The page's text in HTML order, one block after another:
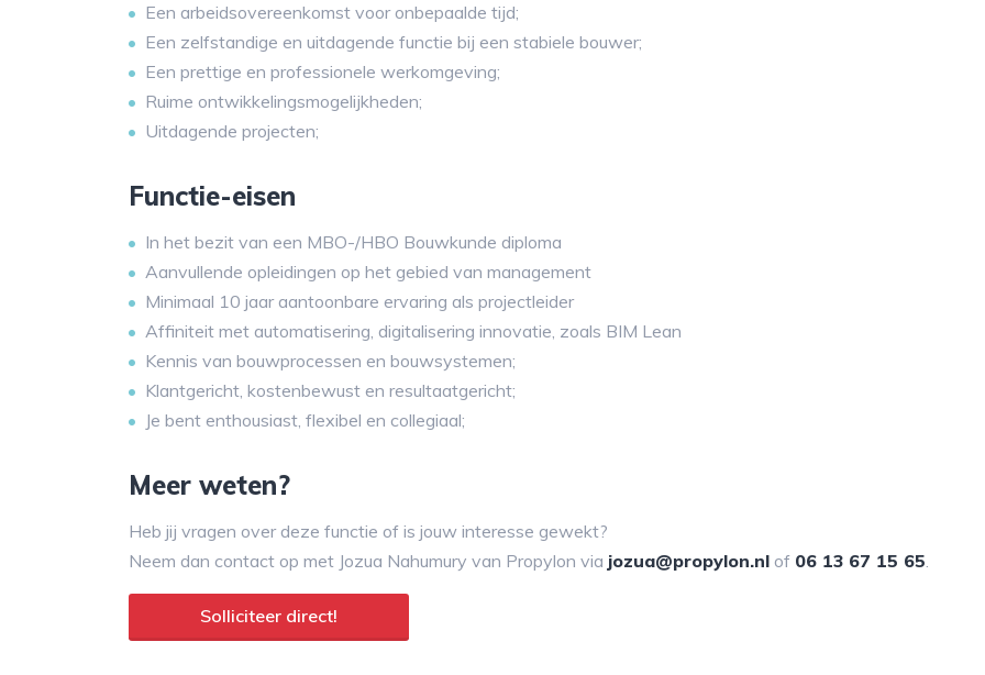
Een arbeidsovereenkomst voor onbepaalde tijd;
Een zelfstandige en uitdagende functie bij een stabiele bouwer;
Een prettige en professionele werkomgeving;
Ruime ontwikkelingsmogelijkheden;
Uitdagende projecten;
Functie-eisen
In het bezit van een MBO-/HBO Bouwkunde diploma
Aanvullende opleidingen op het gebied van management
Minimaal 10 jaar aantoonbare ervaring als projectleider
Affiniteit met automatisering, digitalisering innovatie, zoals BIM Lean
Kennis van bouwprocessen en bouwsystemen;
Klantgericht, kostenbewust en resultaatgericht;
Je bent enthousiast, flexibel en collegiaal;
Meer weten?
Heb jij vragen over deze functie of is jouw interesse gewekt?
Neem dan contact op met Jozua Nahumury van Propylon via jozua@propylon.nl of 06 13 67 15 65.
Solliciteer direct!